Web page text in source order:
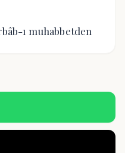
ı muhabbetden